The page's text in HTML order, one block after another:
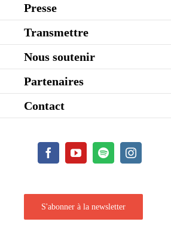
Presse
Transmettre
Nous soutenir
Partenaires
Contact
FacebookYouTubeSpotify
S'abonner à la newsletter